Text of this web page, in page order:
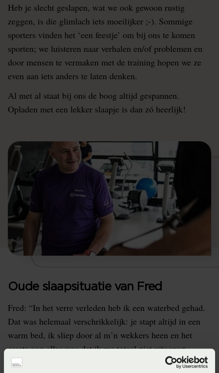
Heb je slecht geslapen, wat we ook gewoon rustig
zeggen, is die glimlach iets moeilijker ;-). Sommige
sporters vinden het ‘een feestje’ om bij ons te komen
sporten; we luisteren naar verhalen en/of problemen en
door mensen te vermaken met de training hopen we ze
even aan iets anders te laten denken.
Al met al staat bij ons de boog altijd gespannen.
Opladen met een lekker slaapje is dan zó heerlijk!
Oude slaapsituatie van Fred
Fred: “In het verre verleden heb ik een waterbed gehad.
Dat was helemaal verschrikkelijk: je stapt altijd in een
warm bed, ik sliep door al m’n wekkers heen en het
ergste van alles was dat ik me totaal niet uitgerust
voelde! Ik was dat bed na 7 jaar zo beu dat ik daarom